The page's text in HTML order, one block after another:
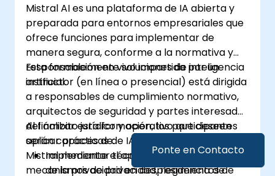
Ponte en Contacto
Mistral AI es una plataforma de IA abierta y
preparada para entornos empresariales que
ofrece funciones para implementar de
manera segura, conforme a la normativa y
responsablemente soluciones de inteligencia
artificial.
Esta formación en vivo impartida por un
instructor (en línea o presencial) está dirigida
a responsables de cumplimiento normativo,
arquitectos de seguridad y partes interesadas
del ámbito jurídico y operativo que deseen
aplicar prácticas de IA responsable con
Mistral mediante el aprovechamiento de
mecanismos de privacidad, residencia de
Al finalizar esta formación, los participantes
serán capaces de:
Implementar técnicas de preservación
de la privacidad en desplegimientos de